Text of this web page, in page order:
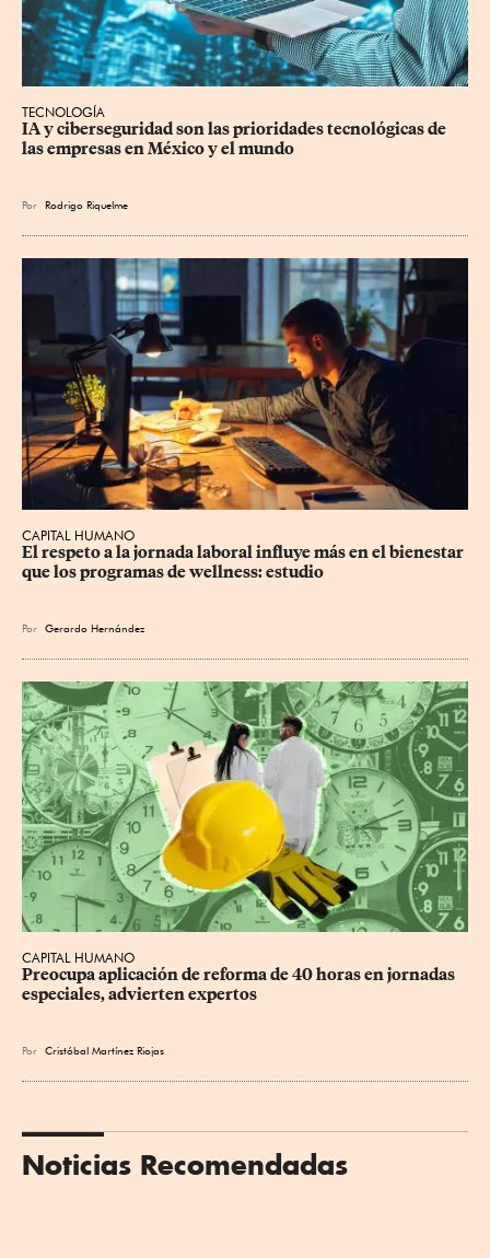
TECNOLOGÍA
IA y ciberseguridad son las prioridades tecnológicas de
las empresas en México y el mundo
Por Rodrigo Riquelme
CAPITAL HUMANO
El respeto a la jornada laboral influye más en el bienestar
que los programas de wellness: estudio
Por Gerardo Hernández
CAPITAL HUMANO
Preocupa aplicación de reforma de 40 horas en jornadas
especiales, advierten expertos
Por Cristóbal Martínez Riojas
Noticias Recomendadas